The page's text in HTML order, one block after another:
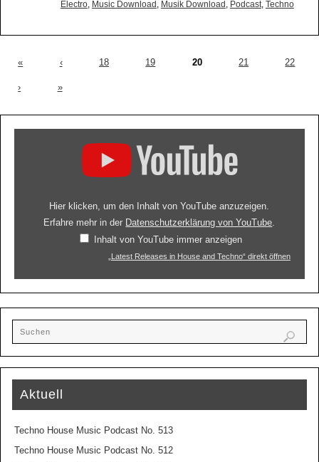
Electro, Music Download , Musik Download , Podcast, Techno
« ‹ 18 19 20 21 22
› »
Hier klicken, um den Inhalt von YouTube anzuzeigen.
Erfahre mehr in der Datenschutzerklärung von YouTube.
Inhalt von YouTube immer anzeigen
„Latest Releases in House and Techno“ direkt öffnen
Aktuell
Techno House Music Podcast No. 513
Techno House Music Podcast No. 512